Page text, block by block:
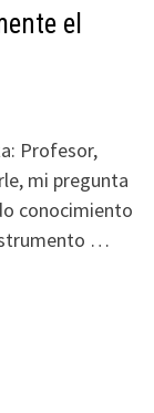
el
Profesor,
mi pregunta
conocimiento
…